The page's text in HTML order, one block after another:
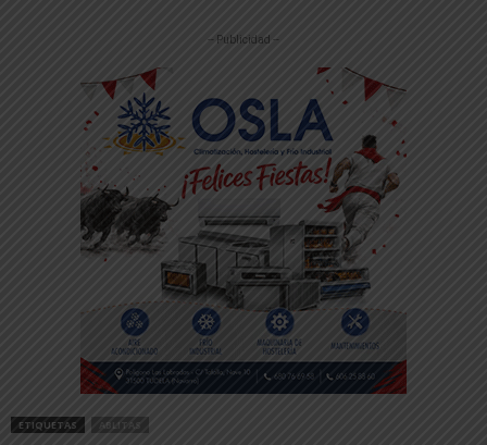
-- Publicidad --
ETIQUETAS ABLITAS